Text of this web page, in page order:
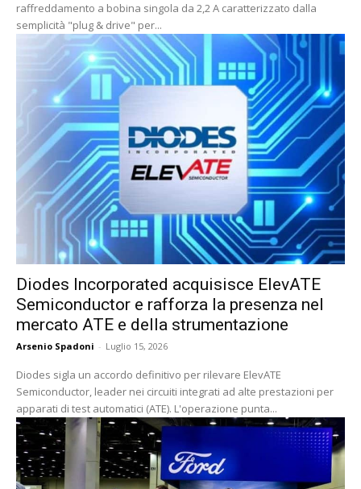
raffreddamento a bobina singola da 2,2 A caratterizzato dalla
semplicità "plug & drive" per...
Diodes Incorporated acquisisce ElevATE
Semiconductor e rafforza la presenza nel
mercato ATE e della strumentazione
Arsenio Spadoni - Luglio 15, 2026
Diodes sigla un accordo definitivo per rilevare ElevATE
Semiconductor, leader nei circuiti integrati ad alte prestazioni per
apparati di test automatici (ATE). L'operazione punta...